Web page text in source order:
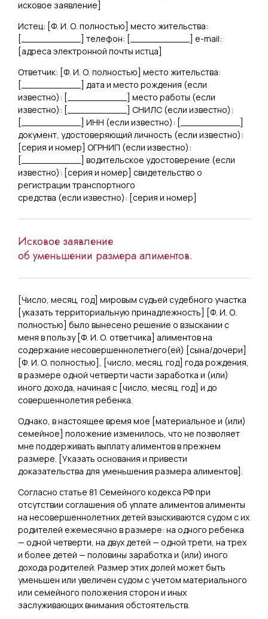
исковое заявление]
Истец: [Ф. И. О. полностью] место жительства:
[
] телефон: [
] e-mail:
[адреса электронной почты истца]
Ответчик: [Ф. И. О. полностью] место жительства:
[
] дата и место рождения (если
известно): [
] место работы (если
известно): [
] СНИЛС (если известно):
[
] ИНН (если известно): [
]
документ, удостоверяющий личность (если известно):
[серия и номер] ОГРНИП (если известно):
[
] водительское удостоверение (если
известно): [серия и номер] свидетельство о
регистрации транспортного
средства (если известно): [серия и номер]
Исковое заявление
об уменьшении размера алиментов.
[Число, месяц, год] мировым судьей судебного участка
[указать территориальную принадлежность] [Ф. И. О.
полностью] было вынесено решение о взыскании с
меня в пользу [Ф. И. О. ответчика] алиментов на
содержание несовершеннолетнего(ей) [сына/дочери]
[Ф. И. О. полностью], [число, месяц, год] года рождения,
в размере одной четверти части заработка и (или)
иного дохода, начиная с [число, месяц, год] и до
совершеннолетия ребенка.
Однако, в настоящее время мое [материальное и (или)
семейное] положение изменилось, что не позволяет
мне поддерживать выплату алиментов в прежнем
размере. [Указать основания и привести
доказательства для уменьшения размера алиментов].
Согласно статье 81 Семейного кодекса РФ при
отсутствии соглашения об уплате алиментов алименты
на несовершеннолетних детей взыскиваются судом с их
родителей ежемесячно в размере: на одного ребенка
— одной четверти, на двух детей — одной трети, на трех
и более детей — половины заработка и (или) иного
дохода родителей. Размер этих долей может быть
уменьшен или увеличен судом с учетом материального
или семейного положения сторон и иных
заслуживающих внимания обстоятельств.